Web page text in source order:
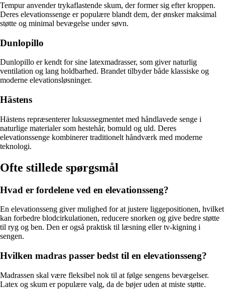
Tempur anvender trykaflastende skum, der former sig efter kroppen.
Deres elevationssenge er populære blandt dem, der ønsker maksimal
støtte og minimal bevægelse under søvn.
Dunlopillo
Dunlopillo er kendt for sine latexmadrasser, som giver naturlig
ventilation og lang holdbarhed. Brandet tilbyder både klassiske og
moderne elevationsløsninger.
Hästens
Hästens repræsenterer luksussegmentet med håndlavede senge i
naturlige materialer som hestehår, bomuld og uld. Deres
elevationssenge kombinerer traditionelt håndværk med moderne
teknologi.
Ofte stillede spørgsmål
Hvad er fordelene ved en elevationsseng?
En elevationsseng giver mulighed for at justere liggepositionen, hvilket
kan forbedre blodcirkulationen, reducere snorken og give bedre støtte
til ryg og ben. Den er også praktisk til læsning eller tv-kigning i
sengen.
Hvilken madras passer bedst til en elevationsseng?
Madrassen skal være fleksibel nok til at følge sengens bevægelser.
Latex og skum er populære valg, da de bøjer uden at miste støtte.